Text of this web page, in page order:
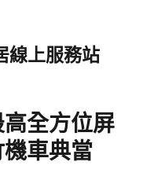
線上服務站
全方位屏
車典當